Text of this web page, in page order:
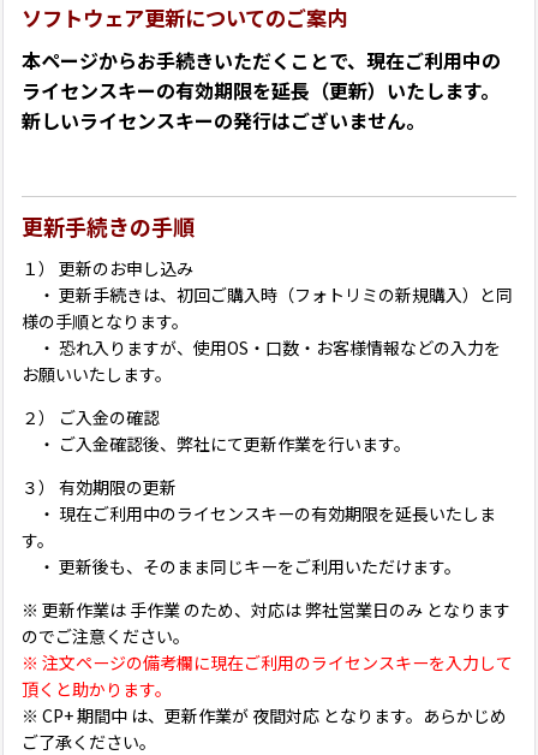
ソフトウェア更新についてのご案内
本ページからお手続きいただくことで、現在ご利用中の
ライセンスキーの有効期限を延長（更新）いたします。
新しいライセンスキーの発行はございません。
更新手続きの手順
１） 更新のお申し込み
・ 更新手続きは、初回ご購入時（フォトリミの新規購入）と同
様の手順となります。
・ 恐れ入りますが、使用OS・口数・お客様情報などの入力を
お願いいたします。
２） ご入金の確認
・ ご入金確認後、弊社にて更新作業を行います。
３） 有効期限の更新
・ 現在ご利用中のライセンスキーの有効期限を延長いたしま
す。
・ 更新後も、そのまま同じキーをご利用いただけます。
※ 更新作業は 手作業 のため、対応は 弊社営業日のみ となります
のでご注意ください。
※ 注文ページの備考欄に現在ご利用のライセンスキーを入力して
頂くと助かります。
※ CP+ 期間中 は、更新作業が 夜間対応 となります。あらかじめ
ご了承ください。